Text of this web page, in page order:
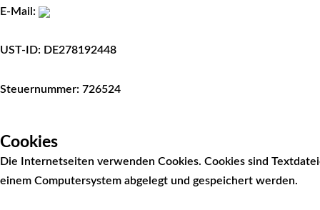
E-Mail:
UST-ID: DE278192448
Steuernummer: 726524
Cookies
Die Internetseiten verwenden Cookies. Cookies sind
einem Computersystem abgelegt und gespeichert werden.